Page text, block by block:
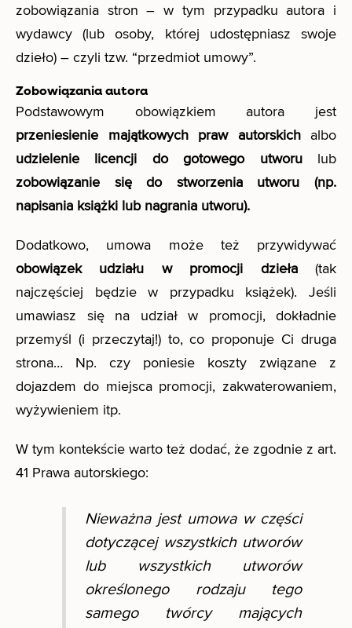
zobowiązania stron – w tym przypadku autora i
wydawcy (lub osoby, której udostępniasz swoje
dzieło) – czyli tzw. “przedmiot umowy”.
Zobowiązania autora
Podstawowym obowiązkiem autora jest
przeniesienie majątkowych praw autorskichalbo
udzielenie licencji
do gotowego utworulub
zobowiązanie się do stworzenia utworu (np.
napisania książki lub nagrania utworu).
Dodatkowo, umowa może też przywidywać
obowiązek udziału w promocji dzieła(tak
najczęściej będzie w przypadku książek). Jeśli
umawiasz się na udział w promocji, dokładnie
przemyśl (i przeczytaj!) to, co proponuje Ci druga
strona… Np. czy poniesie koszty związane z
dojazdem do miejsca promocji, zakwaterowaniem,
wyżywieniem itp.
W tym kontekście warto też dodać, że zgodnie z art.
41 Prawa autorskiego:
Nieważna jest umowa w części
dotyczącej wszystkich utworów
lub wszystkich utworów
określonego rodzaju tego
samego twórcy mających